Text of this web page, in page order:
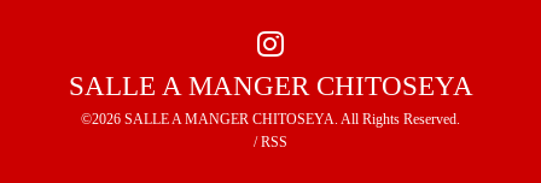
SALLE A MANGER CHITOSEYA
©2026 SALLE A MANGER CHITOSEYA . All Rights Reserved.
/RSS